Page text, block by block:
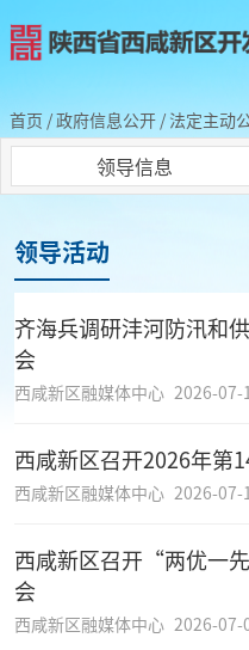
首页 /政府信息公开 / 法定主动
领导信息
领导活动
齐海兵调研沣河防汛和
会
西咸新区融媒体中心 2026-07-
西咸新区召开2026年第
西咸新区融媒体中心 2026-07-
西咸新区召开“两优一
会
西咸新区融媒体中心 2026-07-